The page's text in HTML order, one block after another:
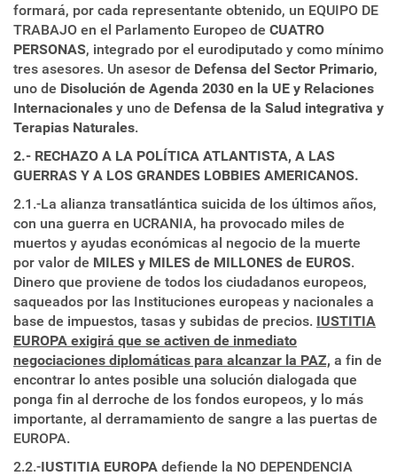
formará, por cada representante obtenido, un EQUIPO DE
TRABAJO en el Parlamento Europeo de CUATRO
PERSONAS, integrado por el eurodiputado y como mínimo
tres asesores. Un asesor de Defensa del Sector Primario,
uno de Disolución de Agenda 2030 en la UE y Relaciones
Internacionales y uno de Defensa de la Salud integrativa y
Terapias Naturales.
2.- RECHAZO A LA POLÍTICA ATLANTISTA, A LAS
GUERRAS Y A LOS GRANDES LOBBIES AMERICANOS.
2.1.-La alianza transatlántica suicida de los últimos años,
con una guerra en UCRANIA, ha provocado miles de
muertos y ayudas económicas al negocio de la muerte
por valor de MILES y MILES de MILLONES de EUROS.
Dinero que proviene de todos los ciudadanos europeos,
saqueados por las Instituciones europeas y nacionales a
base de impuestos, tasas y subidas de precios. IUSTITIA
EUROPA exigirá que se activen de inmediato
negociaciones diplomáticas para alcanzar la PAZ, a fin de
encontrar lo antes posible una solución dialogada que
ponga fin al derroche de los fondos europeos, y lo más
importante, al derramamiento de sangre a las puertas de
EUROPA.
2.2.-IUSTITIA EUROPA defiende la NO DEPENDENCIA